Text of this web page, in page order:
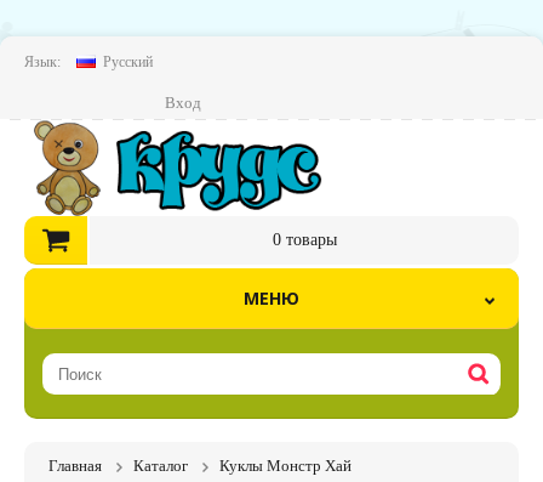
Язык: Русский
Вход
0товары
МЕНЮ
Главная Каталог
Куклы Монстр Хай